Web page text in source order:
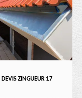
DEVIS ZINGUEUR 17